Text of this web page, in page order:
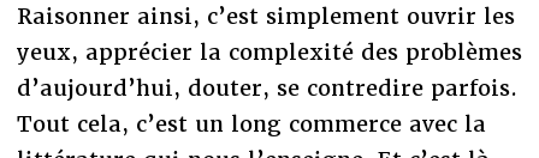
Raisonner ainsi, c’est simplement ouvrir les
yeux, apprécier la complexité des problèmes
d’aujourd’hui, douter, se contredire parfois.
Tout cela, c’est un long commerce avec la